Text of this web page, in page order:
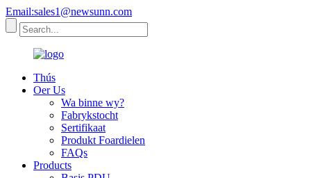
Email:sales1@newsunn.com
Thús
Oer Us
Wa binne wy?
Fabrykstocht
Sertifikaat
Produkt Foardielen
FAQs
Products